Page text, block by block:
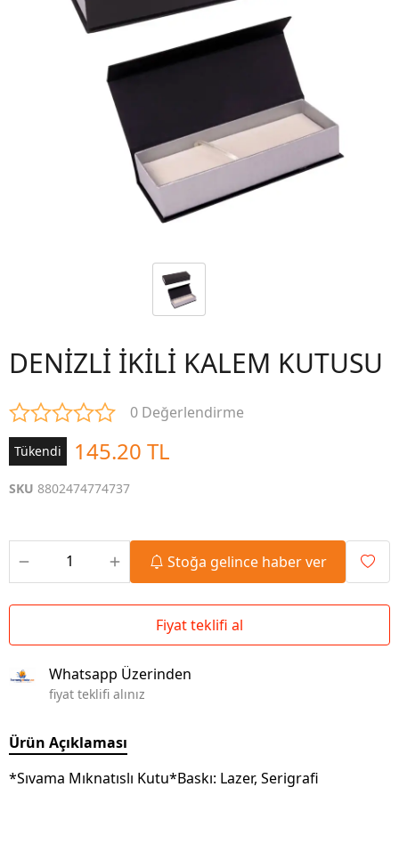
DENİZLİ İKİLİ KALEM KUTUSU
0 Değerlendirme
Tükendi 145.20 TL
SKU 8802474774737
Stoğa gelince haber ver
Fiyat teklifi al
Whatsapp Üzerinden
fiyat teklifi alınız
Ürün Açıklaması
*Sıvama Mıknatıslı Kutu*Baskı: Lazer, Serigrafi